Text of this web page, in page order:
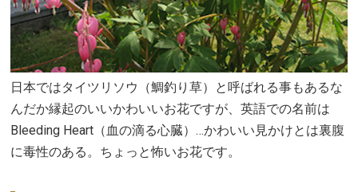
日本ではタイツリソウ（鯛釣り草）と呼ばれる事もあるな
んだか縁起のいいかわいいお花ですが、英語での名前は
Bleeding Heart（血の滴る心臓）…かわいい見かけとは裏腹
に毒性のある。ちょっと怖いお花です。